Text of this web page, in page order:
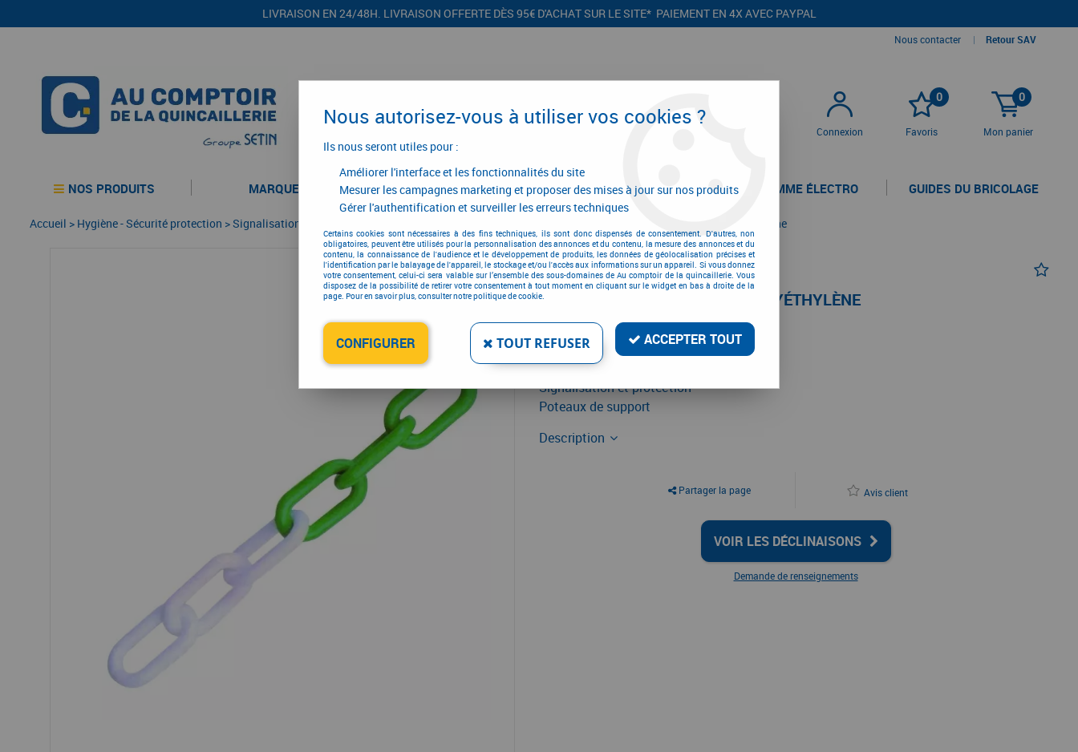
LIVRAISON EN 24/48H. LIVRAISON OFFERTE DÈS 95€ D'ACHAT SUR LE SITE* PAIEMENT EN 4X AVEC PAYPAL
Nous contacter | Retour SAV
Connexion
0
Favoris
0
Mon panier
NOS PRODUITS MARQUES CONFIGURATEURS PROMOTIONS LA GAMME ÉLECTRO GUIDES DU BRICOLAGE
Accueil > Hygiène - Sécurité protection >Signalisation et protection Chaîne de signalisation polyéthylène
CHAÎNE DE SIGNALISATION POLYÉTHYLÈNE
Réf. :3886
À partir de 60,60€TTC
Signalisation et protection
Poteaux de support
Description
Partager la page Avis client
VOIR LES DÉCLINAISONS
Demande de renseignements
Nous autorisez-vous à utiliser vos cookies ?
Ils nous seront utiles pour :
Améliorer l'interface et les fonctionnalités du site
Mesurer les campagnes marketing et proposer des mises à jour sur nos produits
Gérer l'authentification et surveiller les erreurs techniques
Certains cookies sont nécessaires à des fins techniques, ils sont donc dispensés de consentement. D'autres, non
obligatoires, peuvent être utilisés pour la personnalisation des annonces et du contenu, la mesure des annonces et du
contenu, la connaissance de l'audience et le développement de produits, les données de géolocalisation précises et
l'identification par le balayage de l'appareil, le stockage et/ou l'accès aux informations sur un appareil. Si vous donnez
votre consentement, celui-ci sera valable sur l’ensemble des sous-domaines de Au comptoir de la quincaillerie. Vous
disposez de la possibilité de retirer votre consentement à tout moment en cliquant sur le widget en bas à droite de la
page. Pour en savoir plus, consulter notre politique de cookie.
CONFIGURER TOUT REFUSER ACCEPTER TOUT